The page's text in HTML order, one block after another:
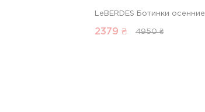
LeBERDES Ботинки осенние
2379 ₴ 4950 ₴